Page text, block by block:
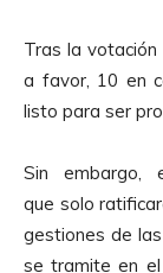
Tras la
a favor, 10 en
listo para ser
Sin embargo,
que solo
gestiones de
se tramite en el